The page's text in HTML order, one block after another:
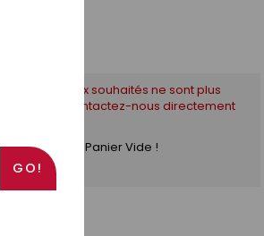
* Si les créneaux souhaités ne sont plus
disponibles, contactez-nous directement
Panier Vide !